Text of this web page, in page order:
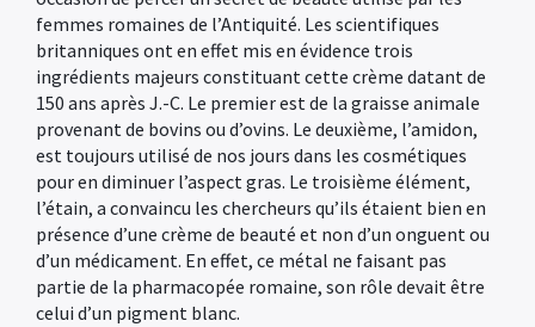
femmes romaines de l’Antiquité. Les scientifiques
britanniques ont en effet mis en évidence trois
ingrédients majeurs constituant cette crème datant de
150 ans après J.-C. Le premier est de la graisse animale
provenant de bovins ou d’ovins. Le deuxième, l’amidon,
est toujours utilisé de nos jours dans les cosmétiques
pour en diminuer l’aspect gras. Le troisième élément,
l’étain, a convaincu les chercheurs qu’ils étaient bien en
présence d’une crème de beauté et non d’un onguent ou
d’un médicament. En effet, ce métal ne faisant pas
partie de la pharmacopée romaine, son rôle devait être
celui d’un pigment blanc.